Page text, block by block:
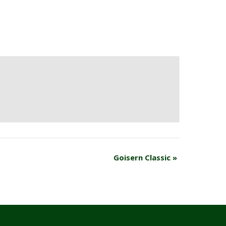
Goisern Classic »